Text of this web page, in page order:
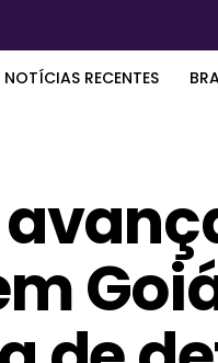
NOTÍCIAS RECENTES